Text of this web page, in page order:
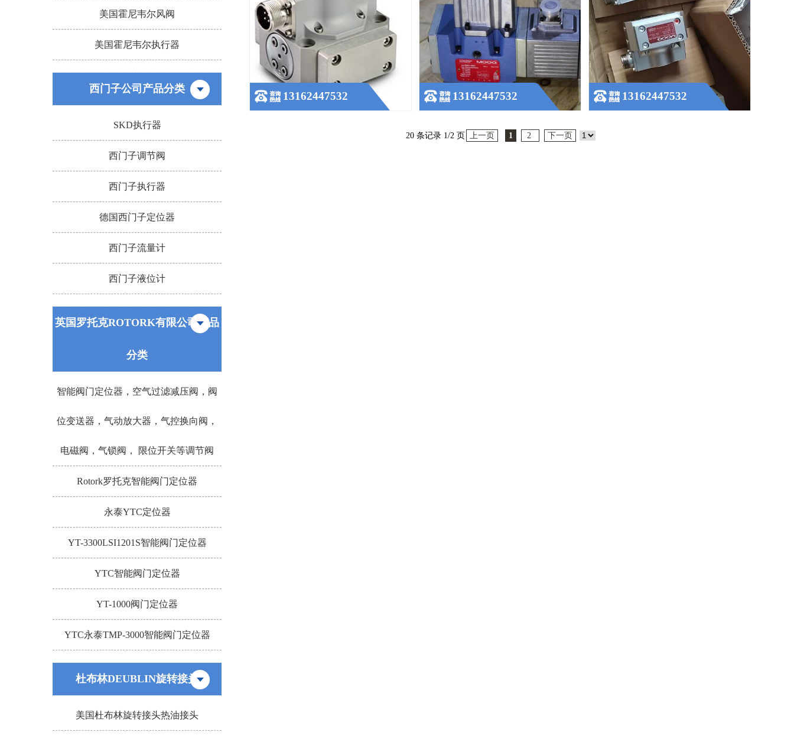
美国霍尼韦尔风阀
美国霍尼韦尔执行器
西门子公司产品分类
SKD执行器
西门子调节阀
西门子执行器
德国西门子定位器
西门子流量计
西门子液位计
英国罗托克ROTORK有限公司产品
分类
智能阀门定位器，空气过滤减压阀，阀
位变送器，气动放大器，气控换向阀，
电磁阀，气锁阀， 限位开关等调节阀
Rotork罗托克智能阀门定位器
永泰YTC定位器
YT-3300LSI1201S智能阀门定位器
YTC智能阀门定位器
YT-1000阀门定位器
YTC永泰TMP-3000智能阀门定位器
杜布林DEUBLIN旋转接头
美国杜布林旋转接头热油接头
13162447532 13162447532 13162447532
20 条记录 1/2 页 上一页 1 2 下一页